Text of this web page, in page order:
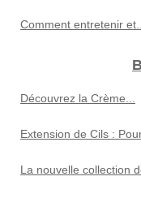
Comment entretenir
Découvrez la Crème...
Extension de Cils :
La nouvelle collection